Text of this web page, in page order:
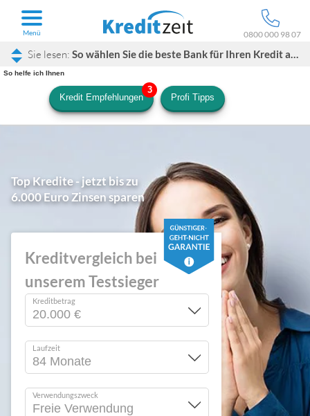
Menü 0800 000 98 07
So wählen Sie die beste Bank für Ihren Kredit aus
So helfe ich Ihnen
Kredit Empfehlungen Profi Tipps
Top Kredite - jetzt bis zu
6.000 Euro Zinsen sparen
Kreditvergleich bei
unserem Testsieger
Kreditbetrag
Laufzeit
Verwendungszweck